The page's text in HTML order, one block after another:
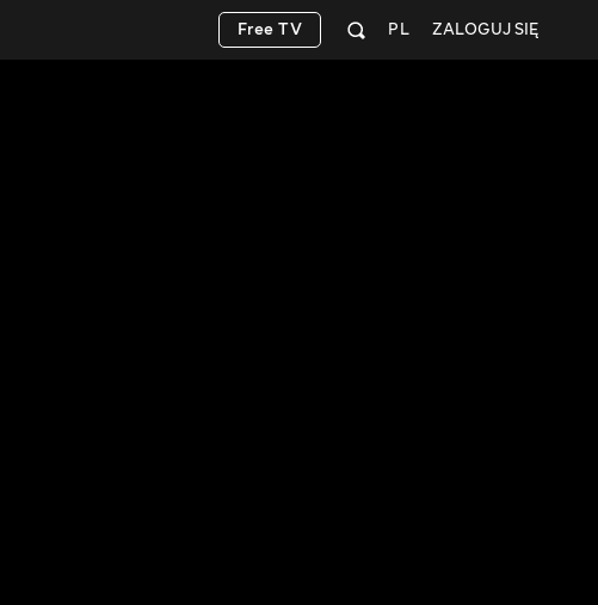
ZALOGUJ SIĘ
PL
Free TV